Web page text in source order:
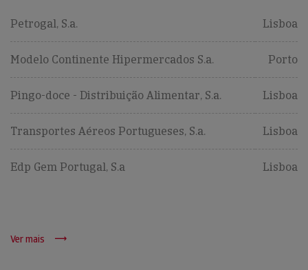
Petrogal, S.a. Lisboa
Modelo Continente Hipermercados S.a. Porto
Pingo-doce - Distribuição Alimentar, S.a. Lisboa
Transportes Aéreos Portugueses, S.a. Lisboa
Edp Gem Portugal, S.a Lisboa
Ver mais